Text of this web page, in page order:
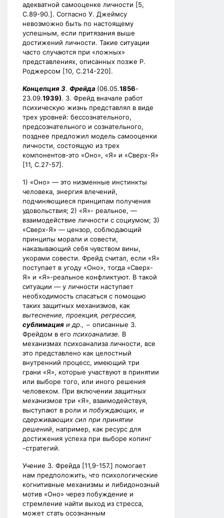
адекватной самооценке личности [5,
С.89-90.]. Согласно У. Джеймсу
невозможно быть по настоящему
успешным, если притязания выше
достижений личности. Такие ситуации
часто случаются при «ложных»
представлениях, описанных позже Р.
Роджерсом [10, С.214-220].
Концепция З. Фрейда (06.05.1856-
23.09.1939). З. Фрейд вначале работ
психическую жизнь представлял в виде
трех уровней: бессознательного,
предсознательного и сознательного,
позднее предложил модель самооценки
личности, состоящую из трех
компонентов-это «Оно», «Я» и «Сверх-Я»
[11, С.27-57].
1) «Оно» — это низменные инстинкты
человека, энергия влечений,
подчиняющиеся принципам получения
удовольствия; 2) «Я»- реальное, —
взаимодействие личности с социумом; 3)
«Сверх-Я» — цензор, соблюдающий
принципы морали и совести,
наказывающий себя чувством вины,
укорами совести. Фрейд считал, если «Я»
поступает в угоду «Оно», тогда «Сверх-
Я» и «Я»-реальное конфликтуют. В такой
ситуации — у личности наступает
необходимость спасаться с помощью
таких защитных механизмов, как
вытеснение, проекция, регрессия,
сублимация и др., − описанные З.
Фрейдом в его психоанализе. В
механизмах психоанализа личности, все
это представлено как целостный
внутренний процесс, имеющий три
грани «Я», которые участвуют в принятии
или выборе того, или иного решения
человеком. При включении защитных
механизмов три «Я», взаимодействуя,
выступают в роли и побуждающих, и
сдерживающих сил при принятии
решений, например, как ресурс для
достижения успеха при выборе копинг
-стратегий.
Учение З. Фрейда [11,9-157.] помогает
нам предположить, что психологические
когнитивные механизмы и либидонозный
мотив «Оно» через побуждение и
стремление найти выход из стресса,
может стать осознанным